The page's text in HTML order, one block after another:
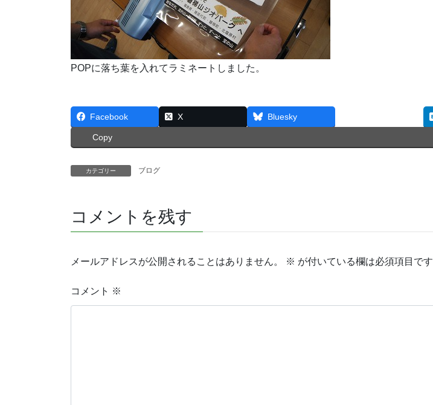
POPに落ち葉を入れてラミネートしました。
Facebook X Bluesky
Copy
カテゴリー ブログ
コメントを残す
メールアドレスが公開されることはありません。 ※ が付いている欄は必須項目です
コメント ※